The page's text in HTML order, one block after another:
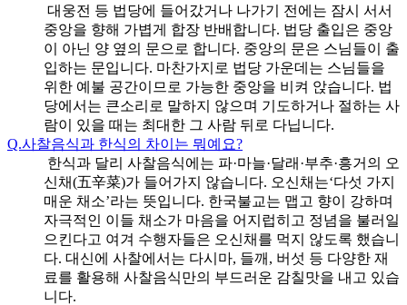
대웅전 등 법당에 들어갔거나 나가기 전에는 잠시 서서
중앙을 향해 가볍게 합장 반배합니다. 법당 출입은 중앙
이 아닌 양 옆의 문으로 합니다. 중앙의 문은 스님들이 출
입하는 문입니다. 마찬가지로 법당 가운데는 스님들을
위한 예불 공간이므로 가능한 중앙을 비켜 앉습니다. 법
당에서는 큰소리로 말하지 않으며 기도하거나 절하는 사
람이 있을 때는 최대한 그 사람 뒤로 다닙니다.
Q.사찰음식과 한식의 차이는 뭐예요?
한식과 달리 사찰음식에는 파·마늘·달래·부추·흥거의 오
신채(五辛菜)가 들어가지 않습니다. 오신채는‘다섯 가지
매운 채소’라는 뜻입니다. 한국불교는 맵고 향이 강하며
자극적인 이들 채소가 마음을 어지럽히고 정념을 불러일
으킨다고 여겨 수행자들은 오신채를 먹지 않도록 했습니
다. 대신에 사찰에서는 다시마, 들깨, 버섯 등 다양한 재
료를 활용해 사찰음식만의 부드러운 감칠맛을 내고 있습
니다.